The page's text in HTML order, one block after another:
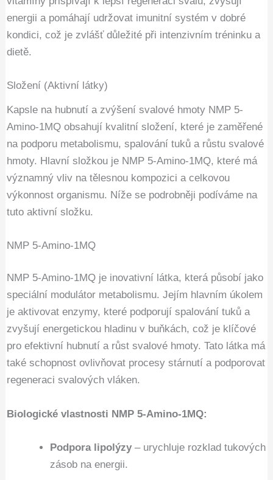
energii a pomáhají udržovat imunitní systém v dobré
kondici, což je zvlášť důležité při intenzivním tréninku a
dietě.
Složení (Aktivní látky)
Kapsle na hubnutí a zvýšení svalové hmoty NMP 5-
Amino-1MQ obsahují kvalitní složení, které je zaměřené
na podporu metabolismu, spalování tuků a růstu svalové
hmoty. Hlavní složkou je NMP 5-Amino-1MQ, které má
významný vliv na tělesnou kompozici a celkovou
výkonnost organismu. Níže se podrobněji podíváme na
tuto aktivní složku.
NMP 5-Amino-1MQ
NMP 5-Amino-1MQ je inovativní látka, která působí jako
speciální modulátor metabolismu. Jejím hlavním úkolem
je aktivovat enzymy, které podporují spalování tuků a
zvyšují energetickou hladinu v buňkách, což je klíčové
pro efektivní hubnutí a růst svalové hmoty. Tato látka má
také schopnost ovlivňovat procesy stárnutí a podporovat
regeneraci svalových vláken.
Biologické vlastnosti NMP 5-Amino-1MQ:
Podpora lipolýzy – urychluje rozklad tukových
zásob na energii.